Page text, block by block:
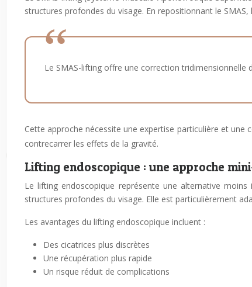
structures profondes du visage. En repositionnant le
Le SMAS-lifting offre une correction
Cette approche nécessite une expertise particulière et une
contrecarrer les effets de la gravité.
Lifting endoscopique : une approche
Le lifting endoscopique représente une alternative
structures profondes du visage. Elle est particulièrement
Les avantages du lifting endoscopique incluent :
Des cicatrices plus discrètes
Une récupération plus rapide
Un risque réduit de complications